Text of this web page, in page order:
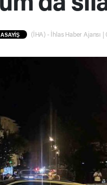
ASAYİŞ (İHA) - İhlas Haber Ajansı |